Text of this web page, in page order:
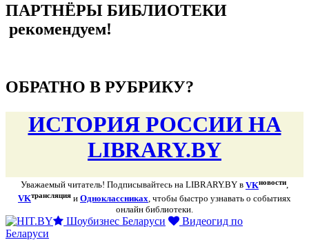
ПАРТНЁРЫ БИБЛИОТЕКИ
рекомендуем!
ОБРАТНО В РУБРИКУ?
ИСТОРИЯ РОССИИ НА
LIBRARY.BY
Уважаемый читатель! Подписывайтесь на LIBRARY.BY в VKновости,
VKтрансляция и Одноклассниках , чтобы быстро узнавать о событиях
онлайн библиотеки.
Шоубизнес Беларуси
Видеогид по
Беларуси